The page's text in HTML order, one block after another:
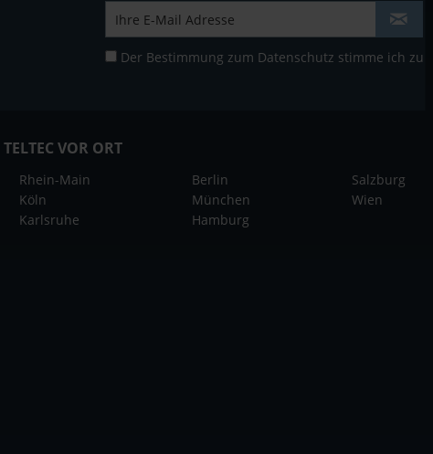
Der Bestimmung zum Datenschutz stimme ich zu
TELTEC VOR ORT
Rhein-Main
Köln
Karlsruhe
Berlin
München
Hamburg
Salzburg
Wien